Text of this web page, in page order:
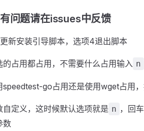
问题请在issues中反馈
新安装引导脚本，选项4退出脚本
占用都占用，不需要什么占用输入 n
go占用还是使用wget占用
定义，这时候默认选项就是 n ，回
数